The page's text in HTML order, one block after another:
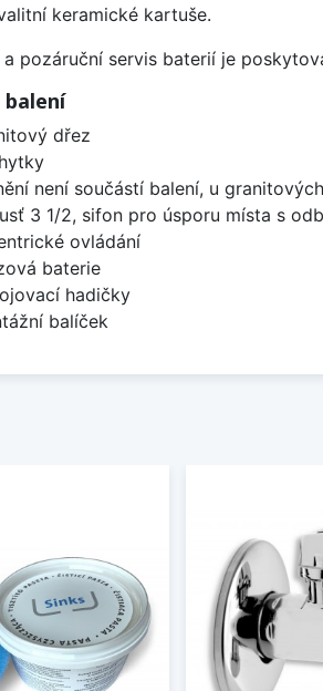
keramické kartuše.
a pozáruční servis baterií je
balení
dřez
není součástí balení, u
3 1/2, sifon pro úsporu místa s
ovládání
baterie
hadičky
balíček